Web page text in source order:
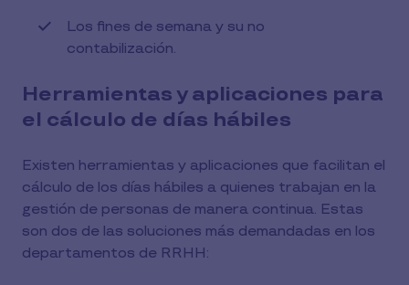
Los fines de semana y su no
contabilización.
Herramientas y aplicaciones para
el cálculo de días hábiles
Existen herramientas y aplicaciones que facilitan el
cálculo de los días hábiles a quienes trabajan en la
gestión de personas de manera continua. Estas
son dos de las soluciones más demandadas en los
departamentos de RRHH: